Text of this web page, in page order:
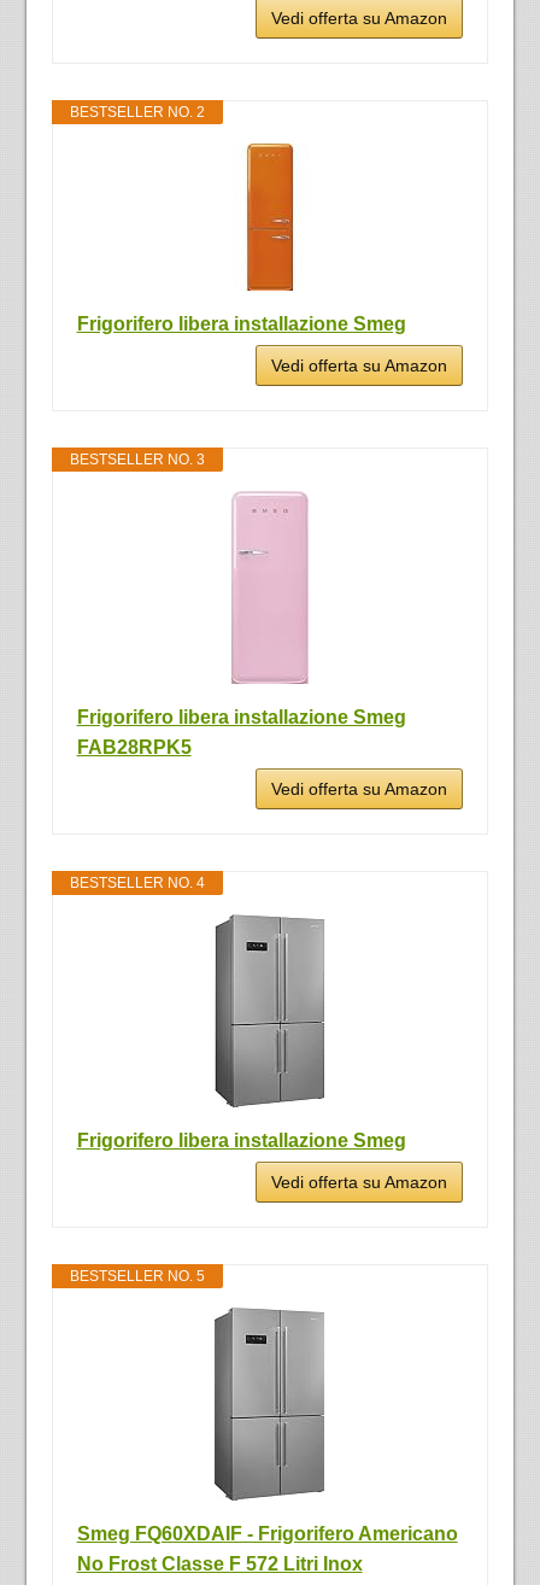
Vedi offerta su Amazon
BESTSELLER NO. 2
Frigorifero libera installazione Smeg
Vedi offerta su Amazon
BESTSELLER NO. 3
Frigorifero libera installazione Smeg
FAB28RPK5
Vedi offerta su Amazon
BESTSELLER NO. 4
Frigorifero libera installazione Smeg
Vedi offerta su Amazon
BESTSELLER NO. 5
Smeg FQ60XDAIF - Frigorifero Americano
No Frost Classe F 572 Litri Inox